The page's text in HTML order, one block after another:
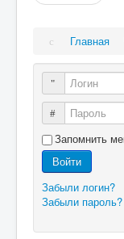
Главная
Логин
Пароль
Запомнить
Войти
Забыли логин?
Забыли пароль?